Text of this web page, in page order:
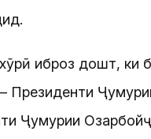
иброз дошт, ки
Ҷумҳурии